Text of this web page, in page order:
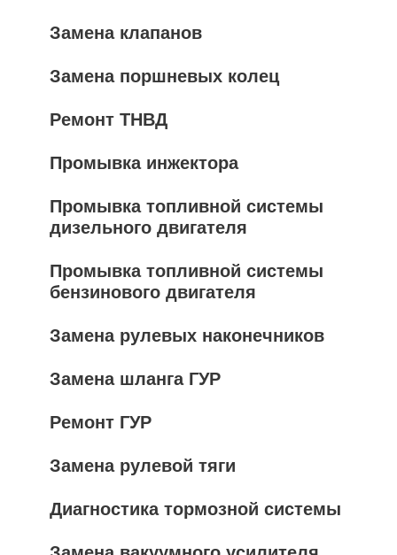
Замена клапанов
Замена поршневых колец
Ремонт ТНВД
Промывка инжектора
Промывка топливной системы
дизельного двигателя
Промывка топливной системы
бензинового двигателя
Замена рулевых наконечников
Замена шланга ГУР
Ремонт ГУР
Замена рулевой тяги
Диагностика тормозной системы